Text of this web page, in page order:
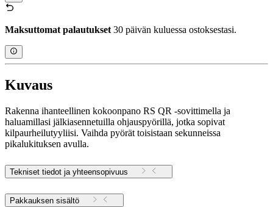
Maksuttomat palautukset 30 päivän kuluessa ostoksestasi.
Kuvaus
Rakenna ihanteellinen kokoonpano RS QR -sovittimella ja
haluamillasi jälkiasennetuilla ohjauspyörillä, jotka sopivat
kilpaurheilutyyliisi. Vaihda pyörät toisistaan sekunneissa
pikalukituksen avulla.
Tekniset tiedot ja yhteensopivuus
Pakkauksen sisältö